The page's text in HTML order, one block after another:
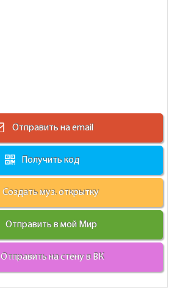
Отправить на email
Получить код
Создать муз. открытку
Отправить в мой Мир
Отправить на стену в ВК